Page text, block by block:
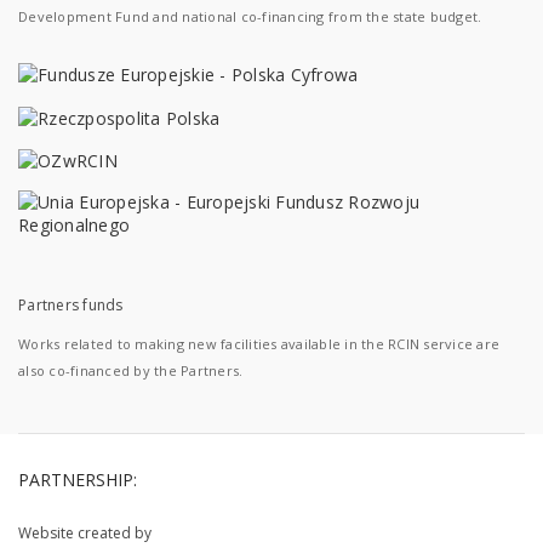
Development Fund and national co-financing from the state budget.
Partners funds
Works related to making new facilities available in the RCIN service are
also co-financed by the Partners.
PARTNERSHIP:
Website created by